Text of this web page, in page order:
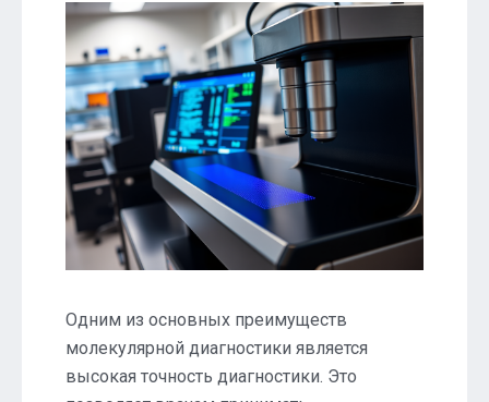
Одним из основных преимуществ
молекулярной диагностики является
высокая точность диагностики. Это